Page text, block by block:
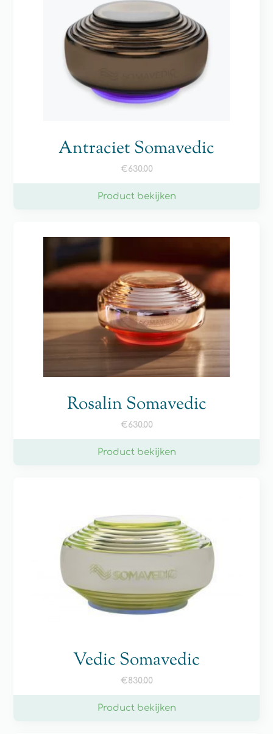
Antraciet Somavedic
€630.00
Product bekijken
Rosalin Somavedic
€630.00
Product bekijken
Vedic Somavedic
€830.00
Product bekijken